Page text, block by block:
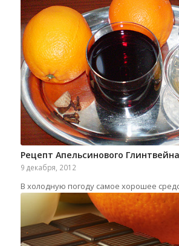
Рецепт Апельсинового Глинтвейна
9 декабря, 2012
В холодную погоду самое хорошее